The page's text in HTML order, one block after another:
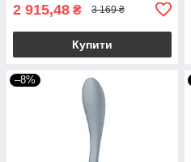
2 915,48 ₴ 3 169 ₴
Купити
–8%